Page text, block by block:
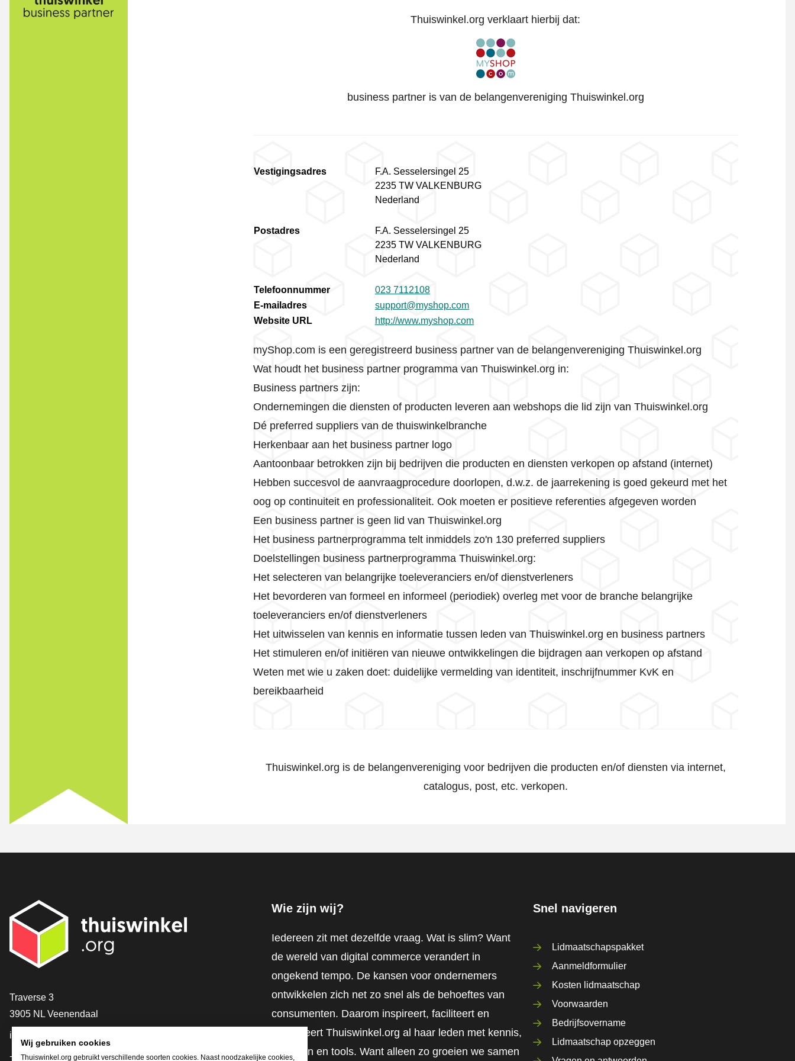
Thuiswinkel.org verklaart hierbij dat:
business partner is van de belangenvereniging Thuiswinkel.org
Vestigingsadres
F.A. Sesselersingel 25
2235 TW VALKENBURG
Nederland
Postadres
F.A. Sesselersingel 25
2235 TW VALKENBURG
Nederland
Telefoonnummer
023 7112108
E-mailadres
support@myshop.com
Website URL
http://www.myshop.com
myShop.com is een geregistreerd business partner van de belangenvereniging Thuiswinkel.org
Wat houdt het business partner programma van Thuiswinkel.org in:
Business partners zijn:
Ondernemingen die diensten of producten leveren aan webshops die lid zijn van Thuiswinkel.org
Dé preferred suppliers van de thuiswinkelbranche
Herkenbaar aan het business partner logo
Aantoonbaar betrokken zijn bij bedrijven die producten en diensten verkopen op afstand (internet)
Hebben succesvol de aanvraagprocedure doorlopen, d.w.z. de jaarrekening is goed gekeurd met het
oog op continuiteit en professionaliteit. Ook moeten er positieve referenties afgegeven worden
Een business partner is geen lid van Thuiswinkel.org
Het business partnerprogramma telt inmiddels zo'n 130 preferred suppliers
Doelstellingen business partnerprogramma Thuiswinkel.org:
Het selecteren van belangrijke toeleveranciers en/of dienstverleners
Het bevorderen van formeel en informeel (periodiek) overleg met voor de branche belangrijke
toeleveranciers en/of dienstverleners
Het uitwisselen van kennis en informatie tussen leden van Thuiswinkel.org en business partners
Het stimuleren en/of initiëren van nieuwe ontwikkelingen die bijdragen aan verkopen op afstand
Weten met wie u zaken doet: duidelijke vermelding van identiteit, inschrijfnummer KvK en
bereikbaarheid
Thuiswinkel.org is de belangenvereniging voor bedrijven die producten en/of diensten via internet,
catalogus, post, etc. verkopen.
Contact
Traverse 3
3905 NL Veenendaal
info@thuiswinkel.org
+31 (0)318 64 85 75
Wie zijn wij?
Iedereen zit met dezelfde vraag. Wat is slim? Want
de wereld van digital commerce verandert in
ongekend tempo. De kansen voor ondernemers
ontwikkelen zich net zo snel als de behoeftes van
consumenten. Daarom inspireert, faciliteert en
mobiliseert Thuiswinkel.org al haar leden met kennis,
inzichten en tools. Want alleen zo groeien we samen
Snel navigeren
Lidmaatschapspakket
Aanmeldformulier
Kosten lidmaatschap
Voorwaarden
Bedrijfsovername
Lidmaatschap opzeggen
Wij gebruiken cookies
Thuiswinkel.org gebruikt verschillende soorten cookies. Naast noodzakelijke cookies,